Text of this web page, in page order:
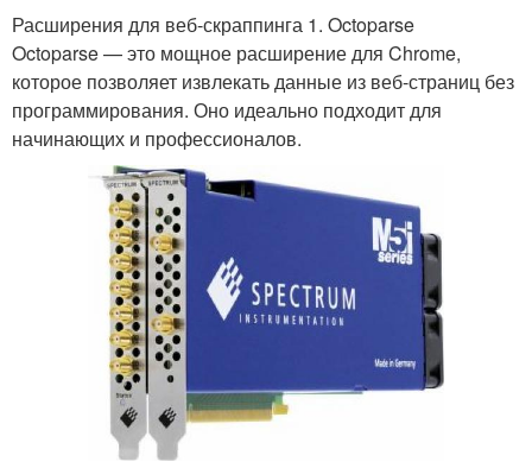
Расширения для веб-скраппинга 1. Octoparse
Octoparse — это мощное расширение для Chrome,
которое позволяет извлекать данные из веб-страниц без
программирования. Оно идеально подходит для
начинающих и профессионалов.